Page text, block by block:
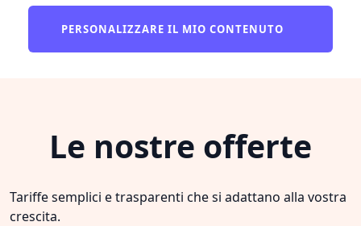
PERSONALIZZARE IL MIO CONTENUTO
Le nostre offerte
Tariffe semplici e trasparenti che si adattano alla vostra
crescita.